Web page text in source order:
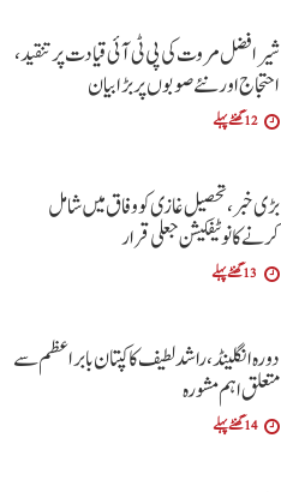
شیر افضل مروت کی پی ٹی آئی قیادت پر تنقید،
احتجاج اور نئے صوبوں پر بڑا بیان
12 گھنٹے پہلے
بڑی خبر، تحصیل غازی کو وفاق میں شامل
کرنے کا نوٹیفکیشن جعلی قرار
13 گھنٹے پہلے
دورہ انگلینڈ، راشد لطیف کا کپتان بابر اعظم سے
متعلق اہم مشورہ
14 گھنٹے پہلے